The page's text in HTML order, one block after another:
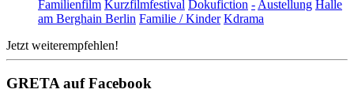
Familienfilm Kurzfilmfestival Dokufiction - Austellung Halle
am Berghain Berlin Familie / Kinder Kdrama
Jetzt weiterempfehlen!
GRETA auf Facebook